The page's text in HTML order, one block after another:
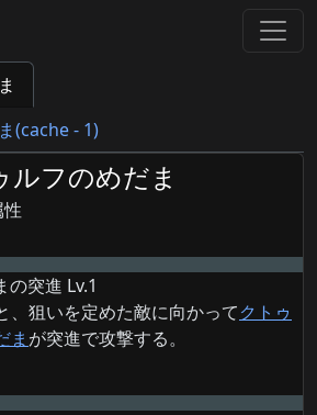
(cache - 1)
ルフのめだま
の突進 Lv.1
、狙いを定めた敵に向かってクトゥ
ま が突進で攻撃する。